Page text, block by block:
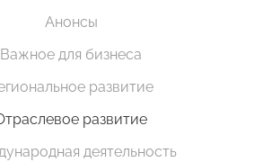
Анонсы
Важное для бизнеса
развитие
развитие
деятельность